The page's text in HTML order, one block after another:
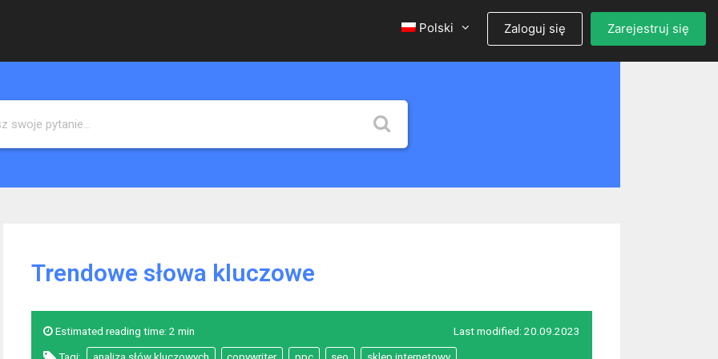
Polski Zaloguj się Zarejestruj się
Trendowe słowa kluczowe
Last modified: 20.09.2023
Estimated reading time: 2 min